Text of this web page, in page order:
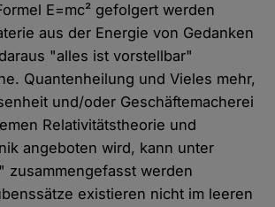
E=mc² gefolgert werden
aus der Energie von Gedanken
"alles ist vorstellbar"
Quantenheilung und Vieles mehr,
und/oder Geschäftemacherei
Relativitätstheorie und
angeboten wird, kann unter
zusammengefasst werden
existieren nicht im leeren